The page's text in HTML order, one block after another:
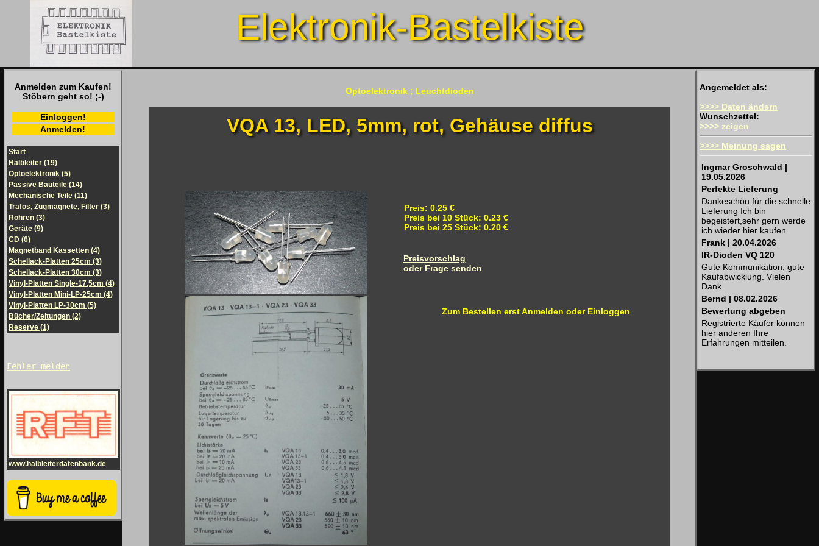
Elektronik-Bastelkiste
Anmelden zum Kaufen!
Stöbern geht so! ;-)
Einloggen!
Anmelden!
Start
Halbleiter (19)
Optoelektronik (5)
Passive Bauteile (14)
Mechanische Teile (11)
Trafos, Zugmagnete, Filter (3)
Röhren (3)
Geräte (9)
CD (6)
Magnetband Kassetten (4)
Schellack-Platten 25cm (3)
Schellack-Platten 30cm (3)
Vinyl-Platten Single-17,5cm (4)
Vinyl-Platten Mini-LP-25cm (4)
Vinyl-Platten LP-30cm (5)
Bücher/Zeitungen (2)
Reserve (1)
Fehler melden
www.halbleiterdatenbank.de
Angemeldet als:
>>>> Daten ändern
Wunschzettel:
>>>> zeigen
>>>> Meinung sagen
Ingmar Groschwald |
19.05.2026
Perfekte Lieferung
Dankeschön für die schnelle
Lieferung Ich bin
begeistert,sehr gern werde
ich wieder hier kaufen.
Frank | 20.04.2026
IR-Dioden VQ 120
Gute Kommunikation, gute
Kaufabwicklung. Vielen
Dank.
Bernd | 08.02.2026
Bewertung abgeben
Registrierte Käufer können
hier anderen Ihre
Erfahrungen mitteilen.
Optoelektronik ; Leuchtdioden
VQA 13, LED, 5mm, rot, Gehäuse diffus
Preis: 0.25 €
Preis bei 10 Stück: 0.23 €
Preis bei 25 Stück: 0.20 €
Preisvorschlag
oder Frage senden
Zum Bestellen erst Anmelden oder Einloggen